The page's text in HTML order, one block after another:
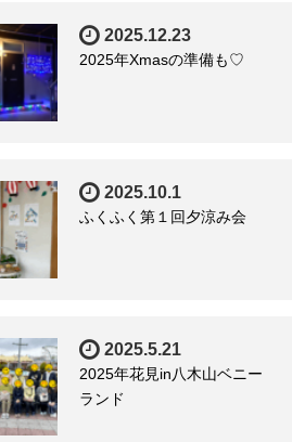
2025.12.23
2025年Xmasの準備も♡
2025.10.1
ふくふく第１回夕涼み会
2025.5.21
2025年花見in八木山ベニー
ランド